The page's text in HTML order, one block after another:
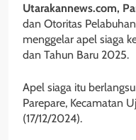
Utarakannews.com,
dan Otoritas
menggelar apel siaga
dan Tahun Baru 2025.
Apel siaga itu
Parepare, Kecamatan
(17/12/2024).